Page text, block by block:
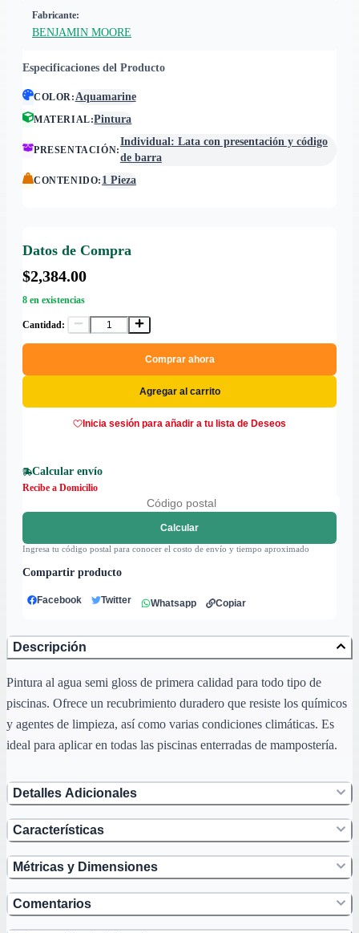
Fabricante:
BENJAMIN MOORE
Especificaciones del Producto
COLOR:Aquamarine
MATERIAL:Pintura
PRESENTACIÓN:
Individual: Lata con presentación y código
de barra
CONTENIDO: 1 Pieza
Datos de Compra
$2,384.00
8 en existencias
Cantidad:
Comprar ahora
Agregar al carrito
Inicia sesión para añadir a tu lista de Deseos
Calcular envío
Recibe a Domicilio
Calcular
Ingresa tu código postal para conocer el costo de envío y tiempo aproximado
Compartir producto
Facebook Twitter Whatsapp Copiar
Descripción
Pintura al agua semi gloss de primera calidad para todo tipo de
piscinas. Ofrece un recubrimiento duradero que resiste los químicos
y agentes de limpieza, así como varias condiciones climáticas. Es
ideal para aplicar en todas las piscinas enterradas de mampostería.
Detalles Adicionales
Características
Métricas y Dimensiones
Comentarios